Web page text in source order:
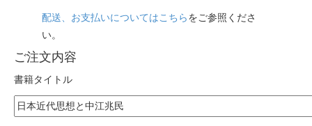
配送、お支払いについてはこちらをご参照くださ
い。
ご注文内容
書籍タイトル